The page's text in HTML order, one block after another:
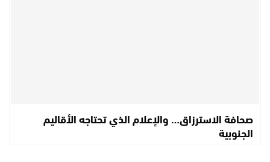
صحافة الاسترزاق… والإعلام الذي تحتاجه الأقاليم
الجنوبية